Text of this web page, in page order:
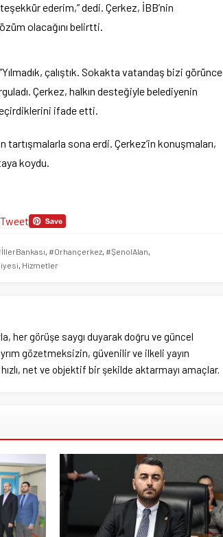
ederim,” dedi. Çerkez, İBB’nin
olacağını belirtti.
çalıştık. Sokakta vatandaş bizi görünce
Çerkez, halkın desteğiyle belediyenin
ifade etti.
sona erdi. Çerkez’in konuşmaları,
koydu.
#Orhançerkez #ŞenolAlan
Hizmetler
her görüşe saygı duyarak doğru ve güncel
gözetmeksizin, güvenilir ve ilkeli yayın
net ve objektif bir şekilde aktarmayı amaçlar.